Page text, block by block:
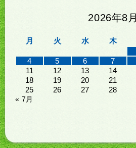
2026年8月
月 火 水 木
4
5 6 7
11
12 13 14
18
19 20 21
25
26 27 28
« 7月